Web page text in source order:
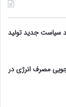
سیاست جدید تولید
مصرف انرژی در